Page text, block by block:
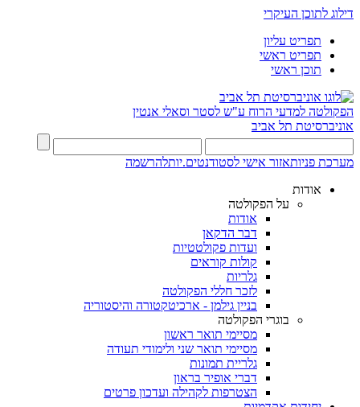
דילוג לתוכן העיקרי
תפריט עליון
תפריט ראשי
תוכן ראשי
הפקולטה למדעי הרוח ע"ש לסטר וסאלי אנטין
אוניברסיטת תל אביב
מערכת פניותאזור אישי לסטודנטים.יותלהרשמה
אודות
על הפקולטה
אודות
דבר הדקאן
ועדות פקולטטיות
קולות קוראים
גלריות
לזכר חללי הפקולטה
בניין גילמן - ארכיטקטורה והיסטוריה
בוגרי הפקולטה
מסיימי תואר ראשון
מסיימי תואר שני ולימודי תעודה
גלריית תמונות
דברי אופיר בראון
הצטרפות לקהילה ועדכון פרטים